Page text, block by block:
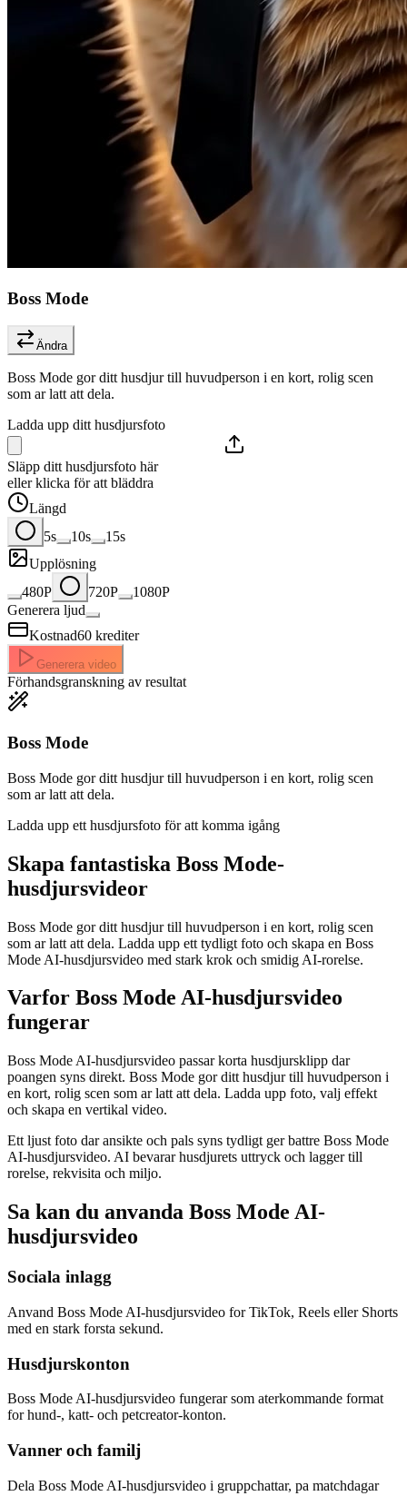
Boss Mode
Ändra
Boss Mode gor ditt husdjur till huvudperson i en kort, rolig scen
som ar latt att dela.
Ladda upp ditt husdjursfoto
Släpp ditt husdjursfoto här
eller klicka för att bläddra
Längd
5s
10s
15s
Upplösning
480P
720P
1080P
Generera ljud
Kostnad60 krediter
Generera video
Förhandsgranskning av resultat
Boss Mode
Boss Mode gor ditt husdjur till huvudperson i en kort, rolig scen
som ar latt att dela.
Ladda upp ett husdjursfoto för att komma igång
Skapa fantastiska Boss Mode-
husdjursvideor
Boss Mode gor ditt husdjur till huvudperson i en kort, rolig scen
som ar latt att dela. Ladda upp ett tydligt foto och skapa en Boss
Mode AI-husdjursvideo med stark krok och smidig AI-rorelse.
Varfor Boss Mode AI-husdjursvideo
fungerar
Boss Mode AI-husdjursvideo passar korta husdjursklipp dar
poangen syns direkt. Boss Mode gor ditt husdjur till huvudperson i
en kort, rolig scen som ar latt att dela. Ladda upp foto, valj effekt
och skapa en vertikal video.
Ett ljust foto dar ansikte och pals syns tydligt ger battre Boss Mode
AI-husdjursvideo. AI bevarar husdjurets uttryck och lagger till
rorelse, rekvisita och miljo.
Sa kan du anvanda Boss Mode AI-
husdjursvideo
Sociala inlagg
Anvand Boss Mode AI-husdjursvideo for TikTok, Reels eller Shorts
med en stark forsta sekund.
Husdjurskonton
Boss Mode AI-husdjursvideo fungerar som aterkommande format
for hund-, katt- och petcreator-konton.
Vanner och familj
Dela Boss Mode AI-husdjursvideo i gruppchattar, pa matchdagar